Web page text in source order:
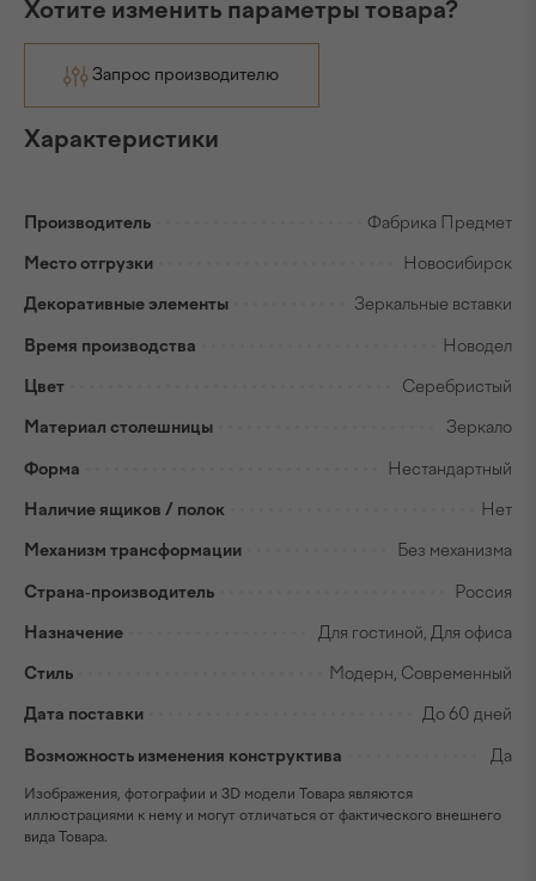
Хотите изменить параметры товара?
Запрос производителю
Характеристики
Производитель Фабрика Предмет
Место отгрузки Новосибирск
Декоративные элементы Зеркальные вставки
Время производства Новодел
Цвет Серебристый
Материал столешницы Зеркало
Форма Нестандартный
Наличие ящиков / полок Нет
Механизм трансформации Без механизма
Страна-производитель Россия
Назначение Для гостиной, Для офиса
Стиль Модерн, Современный
Дата поставки До 60 дней
Возможность изменения конструктива Да
Изображения, фотографии и 3D модели Товара являются
иллюстрациями к нему и могут отличаться от фактического внешнего
вида Товара.